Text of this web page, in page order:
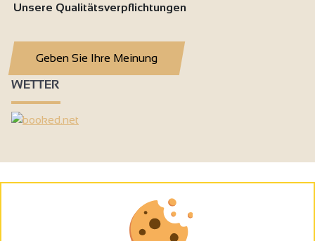
Unsere Qualitätsverpflichtungen
Geben Sie Ihre Meinung
WETTER